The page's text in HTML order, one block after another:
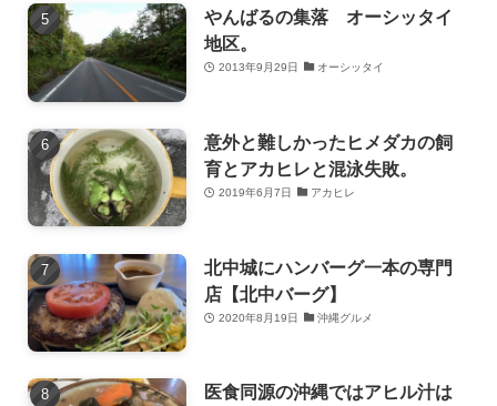
やんばるの集落 オーシッタイ
地区。
2013年9月29日 オーシッタイ
意外と難しかったヒメダカの飼
育とアカヒレと混泳失敗。
2019年6月7日 アカヒレ
北中城にハンバーグ一本の専門
店【北中バーグ】
2020年8月19日 沖縄グルメ
医食同源の沖縄ではアヒル汁は